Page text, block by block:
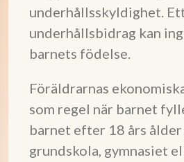
underhållsskyldighet.
underhållsbidrag kan
barnets födelse.
Föräldrarnas
som regel när barnet
barnet efter 18 års ålder
grundskola, gymnasiet